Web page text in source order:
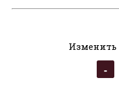
Изменить